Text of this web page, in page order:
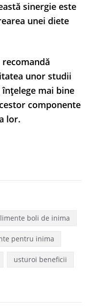
sinergie este
unei diete
unor studii
mai bine
componente
lor.
boli de inima
pentru inima
usturoi beneficii